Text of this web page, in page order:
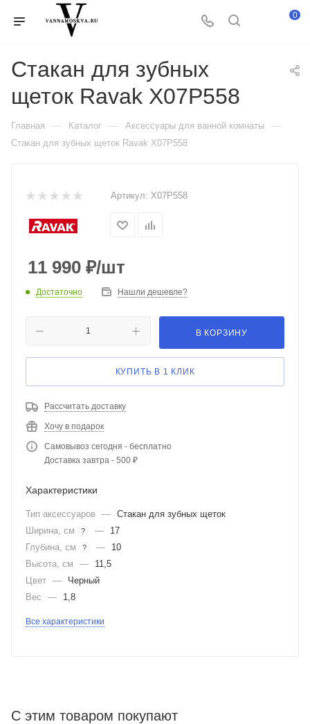
0
Стакан для зубных
щеток Ravak X07P558
Главная — Каталог — Аксессуары для ванной комнаты —
Стакан для зубных щеток Ravak X07P558
Артикул: X07P558
11 990 ₽/шт
Достаточно Нашли дешевле?
В КОРЗИНУ
КУПИТЬ В 1 КЛИК
Рассчитать доставку
Хочу в подарок
Самовывоз сегодня - бесплатно
Доставка завтра - 500 ₽
Характеристики
Тип аксессуаров — Стакан для зубных щеток
Ширина, см
? —
17
Глубина, см
? —
10
Высота, см
—
11,5
Цвет —
Черный
Вес
— 1,8
Все характеристики
С этим товаром покупают